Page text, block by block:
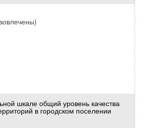
шкале общий уровень качества
в городском поселении